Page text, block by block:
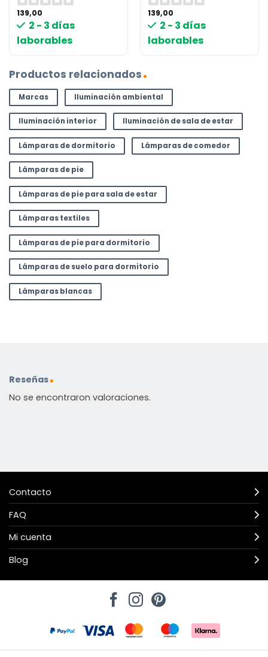
139,00
2 - 3 días
laborables
139,00
2 - 3 días
laborables
Productos relacionados
Marcas Iluminación ambiental
Iluminación interior Iluminación de sala de estar
Lámparas de dormitorio Lámparas de comedor
Lámparas de pie
Lámparas de pie para sala de estar
Lámparas textiles
Lámparas de pie para dormitorio
Lámparas de suelo para dormitorio
Lámparas blancas
Reseñas
No se encontraron valoraciones.
Contacto
FAQ
Mi cuenta
Blog